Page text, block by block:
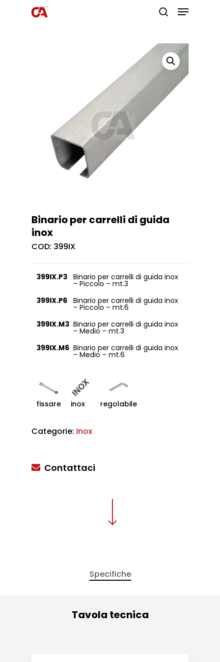
Premi invio per cercare o ESC per
Binario per carrelli di guida
inox
COD: 399IX
399IX.P3 Binario per carrelli di guida inox
– Piccolo – mt.3
399IX.P6 Binario per carrelli di guida inox
– Piccolo – mt.6
399IX.M3 Binario per carrelli di guida inox
– Medio – mt.3
399IX.M6 Binario per carrelli di guida inox
– Medio – mt.6
fissare inox regolabile
Categorie: Inox
Contattaci
Specifiche
Tavola tecnica